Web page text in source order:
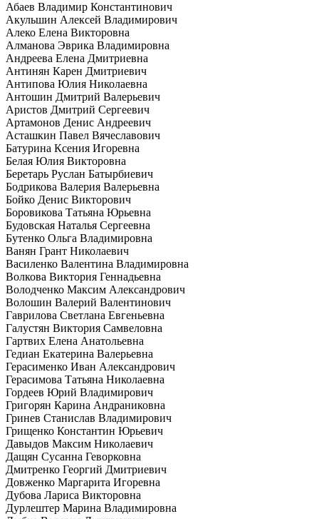
Абаев Владимир Константинович
Акульшин Алексей Владимирович
Алеко Елена Викторовна
Алманова Эврика Владимировна
Андреева Елена Дмитриевна
Антинян Карен Дмитриевич
Антипова Юлия Николаевна
Антошин Дмитрий Валерьевич
Аристов Дмитрий Сергеевич
Артамонов Денис Андреевич
Асташкин Павел Вячеславович
Батурина Ксения Игоревна
Белая Юлия Викторовна
Беретарь Руслан Батырбиевич
Бодрикова Валерия Валерьевна
Бойко Денис Викторович
Боровикова Татьяна Юрьевна
Будовская Наталья Сергеевна
Бутенко Ольга Владимировна
Ванян Грант Николаевич
Василенко Валентина Владимировна
Волкова Виктория Геннадьевна
Володченко Максим Александрович
Волошин Валерий Валентинович
Гаврилова Светлана Евгеньевна
Галустян Виктория Самвеловна
Гартвих Елена Анатольевна
Гедиан Екатерина Валерьевна
Герасименко Иван Александрович
Герасимова Татьяна Николаевна
Гордеев Юрий Владимирович
Григорян Карина Андраниковна
Гринев Станислав Владимирович
Грищенко Константин Юрьевич
Давыдов Максим Николаевич
Дащян Сусанна Геворковна
Дмитренко Георгий Дмитриевич
Довженко Маргарита Игоревна
Дубова Лариса Викторовна
Дурлештер Марина Владимировна